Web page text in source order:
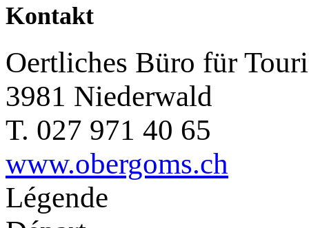
Kontakt
Oertliches Büro für
3981 Niederwald
T. 027 971 40 65
www.obergoms.ch
Légende